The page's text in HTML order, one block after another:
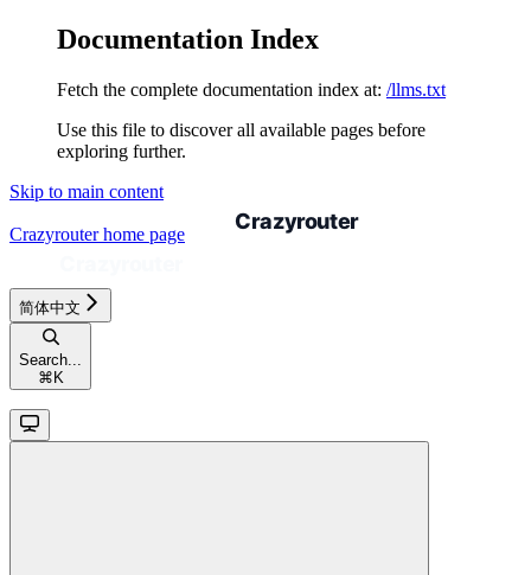
Documentation Index
Fetch the complete documentation index at: /llms.txt
Use this file to discover all available pages before
exploring further.
Skip to main content
Crazyrouterhome page
简体中文
Search...
⌘ K